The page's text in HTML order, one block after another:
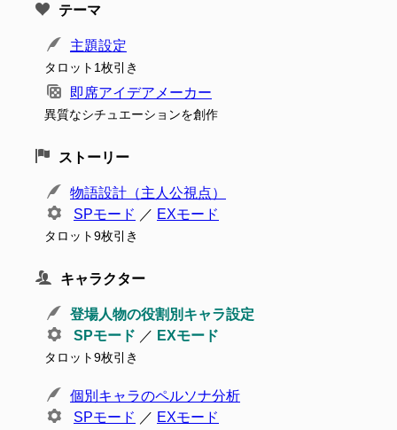
テーマ
主題設定
タロット1枚引き
即席アイデアメーカー
異質なシチュエーションを創作
ストーリー
物語設計（主人公視点）
SPモード ／ EXモード
タロット9枚引き
キャラクター
登場人物の役割別キャラ設定
SPモード ／ EXモード
タロット9枚引き
個別キャラのペルソナ分析
SPモード ／ EXモード